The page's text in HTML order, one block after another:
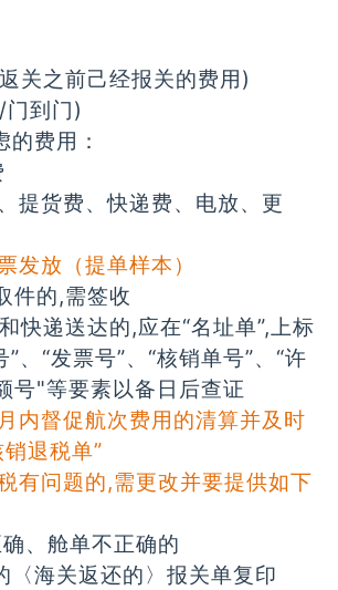
关之前己经报关的费用)
到门)
费用：
提货费、快递费、电放、更
发放（提单样本）
件的,需签收
快递送达的,应在“名址单”,上标
、“发票号”、“核销单号”、“许
号"等要素以备日后查证
内督促航次费用的清算并及时
退税单”
有问题的,需更改并要提供如下
、舱单不正确的
海关返还的〉报关单复印